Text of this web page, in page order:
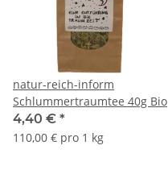
natur-reich-inform
Schlummertraumtee 40g Bio
4,40 € *
110,00 € pro 1 kg